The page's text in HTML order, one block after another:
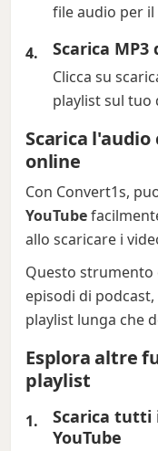
file audio per
Scarica MP3
Clicca su
playlist sul tuo
Scarica
online
Con Convert1s,
YouTube
allo scaricare i
Questo strumento
episodi di
playlist lunga che
Esplora altre
playlist
Scarica tutti
YouTube